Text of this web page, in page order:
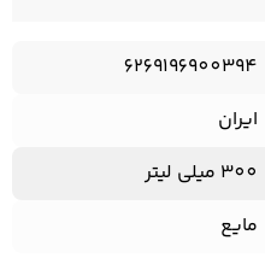
6269196900394
ایران
300 میلی لیتر
مایع